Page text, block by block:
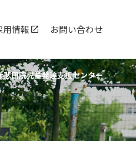
用情報 お問い合わせ
悲⽥院児童発達⽀援センター